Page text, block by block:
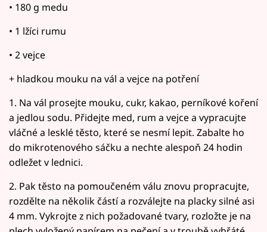
• 180 g medu
• 1 lžíci rumu
• 2 vejce
+ hladkou mouku na vál a vejce na potření
1. Na vál prosejte mouku, cukr, kakao, perníkové koření
a jedlou sodu. Přidejte med, rum a vejce a vypracujte
vláčné a lesklé těsto, které se nesmí lepit. Zabalte ho
do mikrotenového sáčku a nechte alespoň 24 hodin
odležet v lednici.
2. Pak těsto na pomoučeném válu znovu propracujte,
rozdělte na několik částí a rozválejte na placky silné asi
4 mm. Vykrojte z nich požadované tvary, rozložte je na